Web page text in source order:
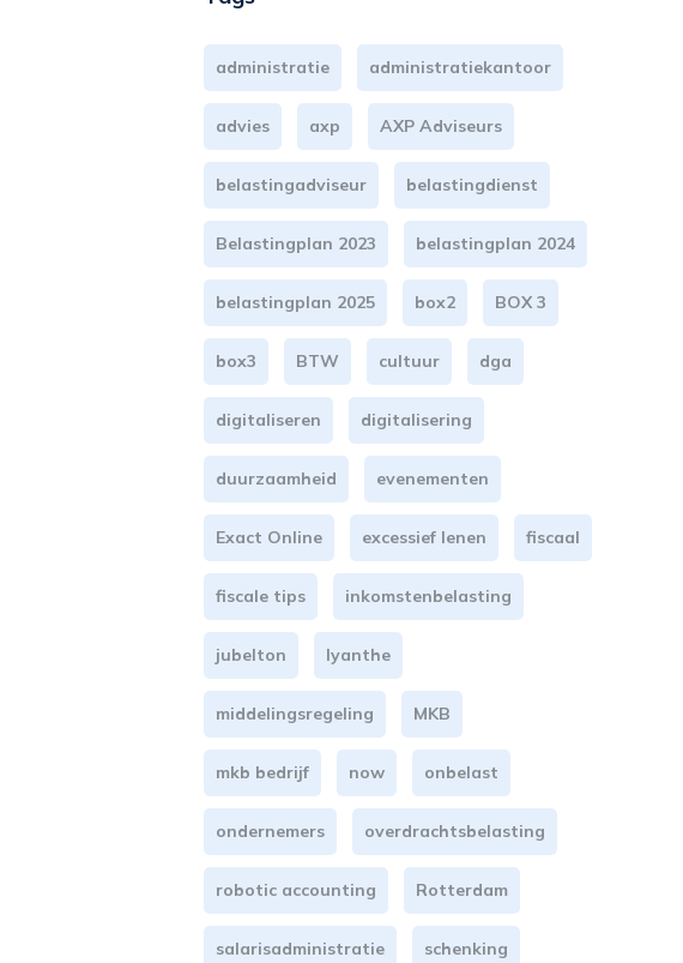
administratie administratiekantoor
advies axp AXP Adviseurs
belastingadviseur belastingdienst
Belastingplan 2023 belastingplan 2024
belastingplan 2025 box2 BOX 3
box3 BTW cultuur dga
digitaliseren digitalisering
duurzaamheid evenementen
Exact Online excessief lenen fiscaal
fiscale tips inkomstenbelasting
jubelton lyanthe
middelingsregeling MKB
mkb bedrijf now onbelast
ondernemers overdrachtsbelasting
robotic accounting Rotterdam
salarisadministratie schenking